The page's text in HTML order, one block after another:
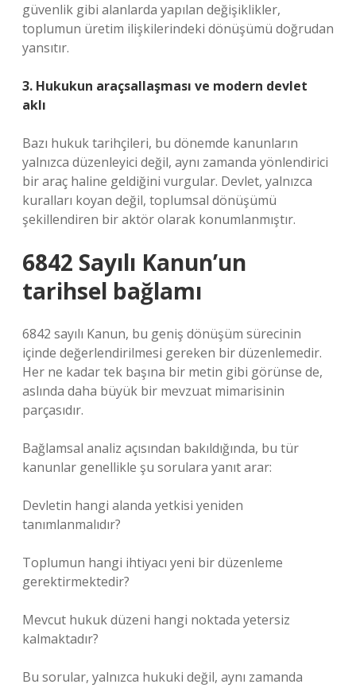
güvenlik gibi alanlarda yapılan değişiklikler,
toplumun üretim ilişkilerindeki dönüşümü doğrudan
yansıtır.
3. Hukukun araçsallaşması ve modern devlet
aklı
Bazı hukuk tarihçileri, bu dönemde kanunların
yalnızca düzenleyici değil, aynı zamanda yönlendirici
bir araç haline geldiğini vurgular. Devlet, yalnızca
kuralları koyan değil, toplumsal dönüşümü
şekillendiren bir aktör olarak konumlanmıştır.
6842 Sayılı Kanun’un
tarihsel bağlamı
6842 sayılı Kanun, bu geniş dönüşüm sürecinin
içinde değerlendirilmesi gereken bir düzenlemedir.
Her ne kadar tek başına bir metin gibi görünse de,
aslında daha büyük bir mevzuat mimarisinin
parçasıdır.
Bağlamsal analiz açısından bakıldığında, bu tür
kanunlar genellikle şu sorulara yanıt arar:
Devletin hangi alanda yetkisi yeniden
tanımlanmalıdır?
Toplumun hangi ihtiyacı yeni bir düzenleme
gerektirmektedir?
Mevcut hukuk düzeni hangi noktada yetersiz
kalmaktadır?
Bu sorular, yalnızca hukuki değil, aynı zamanda